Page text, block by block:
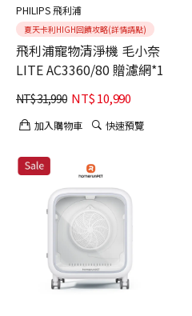
PHILIPS 飛利浦
夏天卡利HIGH回饋攻略(詳情請點)
飛利浦寵物清淨機 毛小奈
LITE AC3360/80 贈濾網*1
NT$31,990 NT$10,990
加入購物車 快速預覽